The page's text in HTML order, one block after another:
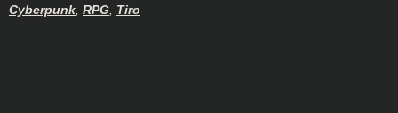
Cyberpunk, RPG, Tiro